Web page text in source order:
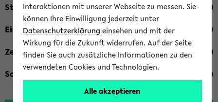
Studienfach
Einrichtung
Zeiten
Sonstiges
Interaktionen mit unserer Webseite zu messen. Sie
können Ihre Einwilligung jederzeit unter
Datenschutzerklärung einsehen und mit der
Wirkung für die Zukunft widerrufen. Auf der Seite
finden Sie auch zusätzliche Informationen zu den
verwendeten Cookies und Technologien.
Alle akzeptieren